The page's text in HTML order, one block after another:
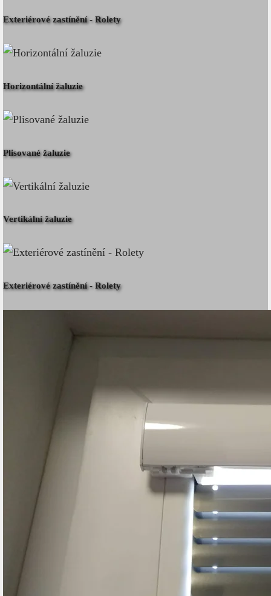
Exteriérové zastínění - Rolety
Horizontální žaluzie
Plisované žaluzie
Vertikální žaluzie
Exteriérové zastínění - Rolety